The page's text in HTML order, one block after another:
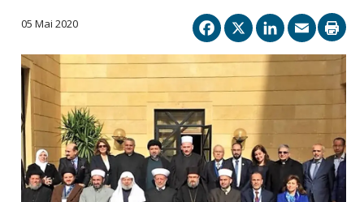
05 Mai 2020 Facebook
X